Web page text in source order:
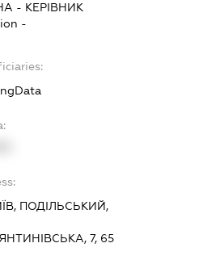
- КЕРІВНИК
-
ПОДІЛЬСЬКИЙ,
7, 65